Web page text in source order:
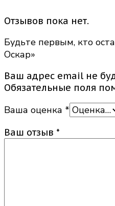
Отзывов пока нет.
Будьте первым, кто
Оскар»
Ваш адрес email не
Обязательные поля
Ваша оценка *
Ваш отзыв *